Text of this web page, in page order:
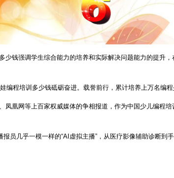
少钱强调学生综合能力的培养和实际解决问题能力的提升
编程培训多少钱砥砺奋进。载誉前行，累计培养上万名编
凤凰网等上百家权威媒体的争相报道，作为中国少儿编程
员几乎一模一样的“AI虚拟主播”，从医疗影像辅助诊断